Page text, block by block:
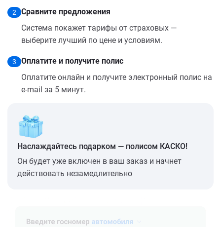
2
Сравните предложения
Система покажет тарифы от страховых —
выберите лучший по цене и условиям.
3
Оплатите и получите полис
Оплатите онлайн и получите электронный полис на
e-mail за 5 минут.
Наслаждайтесь подарком — полисом КАСКО!
Он будет уже включен в ваш заказ и начнет
действовать незамедлительно